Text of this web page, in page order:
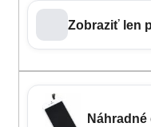
Zobraziť len
Náhradné